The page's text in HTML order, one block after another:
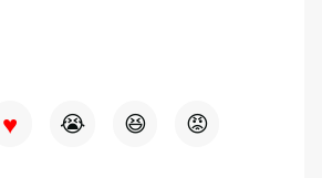
♥ 😭 😆 😡